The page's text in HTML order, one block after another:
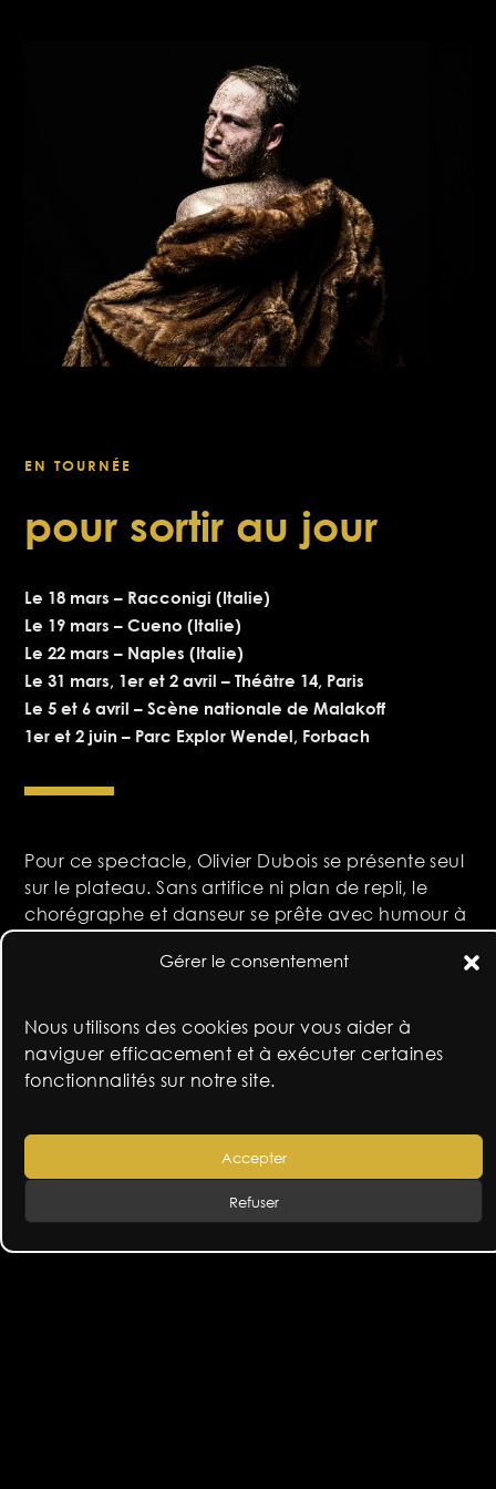
Gérer le consentement
Nous utilisons des cookies pour vous aider à
naviguer efficacement et à exécuter certaines
fonctionnalités sur notre site.
Accepter
Refuser
EN TOURNÉE
pour sortir au jour
Le 18 mars – Racconigi (Italie)
Le 19 mars – Cueno (Italie)
Le 22 mars – Naples (Italie)
Le 31 mars, 1er et 2 avril – Théâtre 14, Paris
Le 5 et 6 avril – Scène nationale de Malakoff
1er et 2 juin – Parc Explor Wendel, Forbach
Pour ce spectacle, Olivier Dubois se présente seul
sur le plateau. Sans artifice ni plan de repli, le
chorégraphe et danseur se prête avec humour à
d’un tribunal ou d’un peep-show, voire d’une
Voir les dates de tournée
navigation
in corpore bruxelles